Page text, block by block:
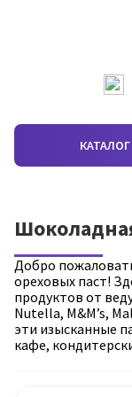
КАТАЛОГ
Добро
ореховых паст!
продуктов от
Nutella, M&M’s,
эти изысканные
кафе,